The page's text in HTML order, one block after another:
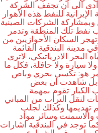
الى ان تجفف الشركة
الإيرانية للنفط هذه الأهوار
وبمشاركة الشركات الصينية
نفط تلك المنطقة وتدمر
وتهجر السكان الأحوازيين من
مدينة البندقية القائمة
البحر الادرياتيكي، لاترى
سيارة ولا حافلة، فكل ما
هو: تكسي بحري وباص
شاهدت ان بعض
الكبار تقوم بمهمة
لنقل التراب من المباني
تهديمها وكذلك لجلب
وسائر مواد
كما توجد في البندقية اشارات